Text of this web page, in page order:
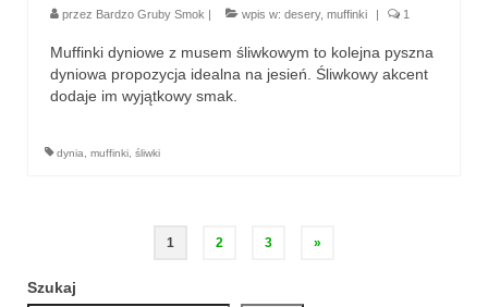
przez Bardzo Gruby Smok wpis w: desery, muffinki 1
Muffinki dyniowe z musem śliwkowym to kolejna pyszna
dyniowa propozycja idealna na jesień. Śliwkowy akcent
dodaje im wyjątkowy smak.
dynia, muffinki, śliwki
Stronicowanie
wpisów
1 2 3 »
Szukaj